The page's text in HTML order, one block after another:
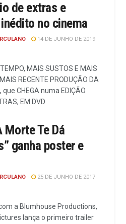
de extras e
no cinema
14 DE JUNHO DE 2019
MAIS SUSTOS E MAIS
RECENTE PRODUÇÃO DA
que CHEGA numa EDIÇÃO
EM DVD
Morte Te Dá
ganha poster e
25 DE JUNHO DE 2017
a Blumhouse Productions,
lança o primeiro trailer